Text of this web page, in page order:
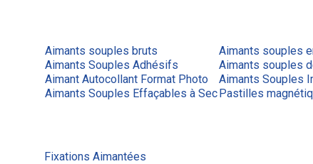
Aimants souples bruts
Aimants Souples Adhésifs
Aimant Autocollant Format Photo
Aimants Souples Effaçables à Sec
Aimants souples
Aimants souples
Aimants Souples
Pastilles
Fixations Aimantées